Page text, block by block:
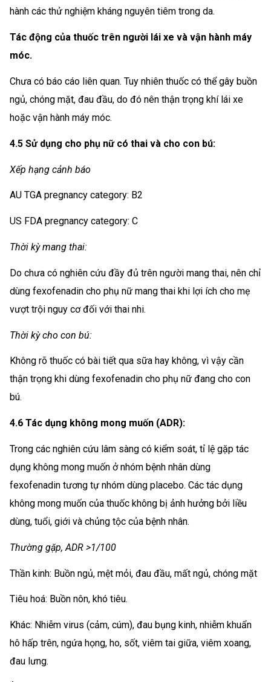
hành các thử nghiệm kháng nguyên tiêm trong da.
Tác động của thuốc trên người lái xe và vận hành máy
móc.
Chưa có báo cáo liên quan. Tuy nhiên thuốc có thể gây buồn
ngủ, chóng mặt, đau đầu, do đó nên thận trọng khí lái xe
hoặc vận hành máy móc.
4.5 Sử dụng cho phụ nữ có thai và cho con bú:
Xếp hạng cảnh báo
AU TGA pregnancy category: B2
US FDA pregnancy category: C
Thời kỳ mang thai:
Do chưa có nghiên cứu đầy đủ trên người mang thai, nên chỉ
dùng fexofenadin cho phụ nữ mang thai khi lợi ích cho mẹ
vượt trội nguy cơ đối với thai nhi.
Thời kỳ cho con bú:
Không rõ thuốc có bài tiết qua sữa hay không, vì vậy cần
thận trọng khi dùng fexofenadin cho phụ nữ đang cho con
bú.
4.6 Tác dụng không mong muốn (ADR):
Trong các nghiên cứu lâm sàng có kiểm soát, tỉ lệ gặp tác
dụng không mong muốn ở nhóm bệnh nhân dùng
fexofenadin tương tự nhóm dùng placebo. Các tác dụng
không mong muốn của thuốc không bị ảnh hưởng bởi liều
dùng, tuổi, giới và chủng tộc của bệnh nhân.
Thường gặp, ADR >1/100
Thần kinh: Buồn ngủ, mệt mỏi, đau đầu, mất ngủ, chóng mặt
Tiêu hoá: Buồn nôn, khó tiêu.
Khác: Nhiễm virus (cảm, cúm), đau bụng kinh, nhiễm khuẩn
hô hấp trên, ngứa họng, ho, sốt, viêm tai giữa, viêm xoang,
đau lưng.